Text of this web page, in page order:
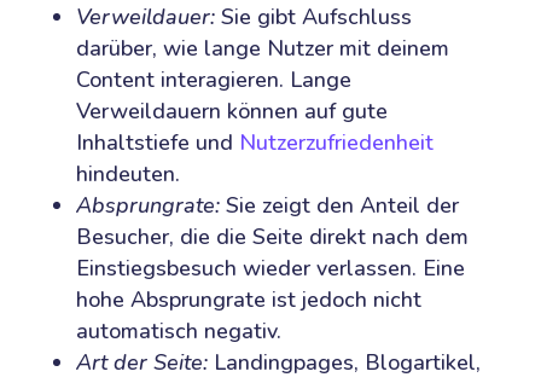
Verweildauer:Sie gibt Aufschluss
darüber, wie lange Nutzer mit deinem
Content interagieren. Lange
Verweildauern können auf gute
Inhaltstiefe und Nutzerzufriedenheit
hindeuten.
Absprungrate:Sie zeigt den Anteil der
Besucher, die die Seite direkt nach dem
Einstiegsbesuch wieder verlassen. Eine
hohe Absprungrate ist jedoch nicht
automatisch negativ.
Art der Seite:Landingpages, Blogartikel,